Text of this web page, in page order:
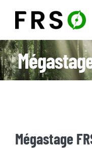
contenu
Mégastage